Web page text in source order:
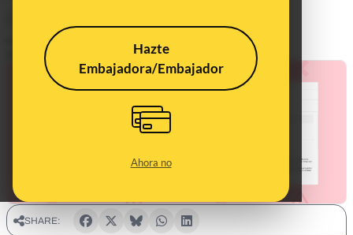
Hazte
Embajadora/Embajador
Ahora no
Publicado el
Actualizado el
Nov 10, 2021, 8:17:00 AM
SHARE: